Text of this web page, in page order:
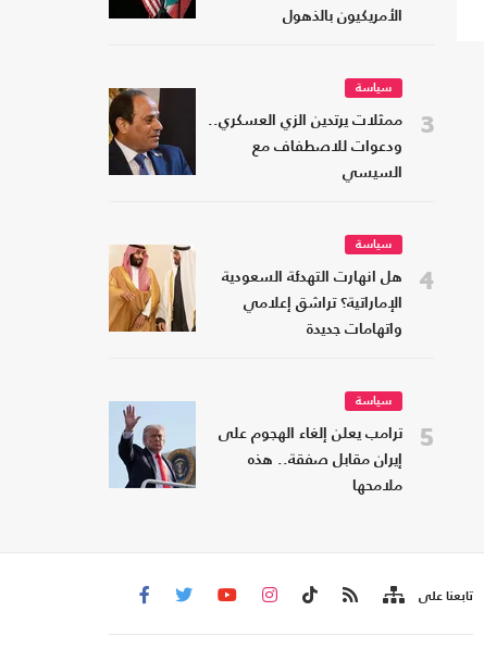
الأمريكيون بالذهول
3
سياسة
ممثلات يرتدين الزي العسكري..
ودعوات للاصطفاف مع
السيسي
4
سياسة
هل انهارت التهدئة السعودية
الإماراتية؟ تراشق إعلامي
واتهامات جديدة
5
سياسة
ترامب يعلن إلغاء الهجوم على
إيران مقابل صفقة.. هذه
ملامحها
تابعنا على